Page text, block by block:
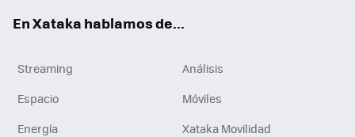
En Xataka hablamos de...
Streaming
Análisis
Espacio
Móviles
Energía
Xataka Movilidad